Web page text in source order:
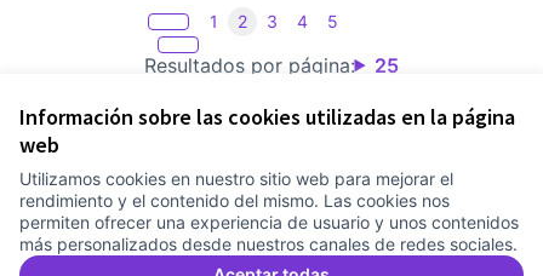
Información sobre las cookies utilizadas en la página
web
Utilizamos cookies en nuestro sitio web para mejorar el
rendimiento y el contenido del mismo. Las cookies nos
permiten ofrecer una experiencia de usuario y unos contenidos
más personalizados desde nuestros canales de redes sociales.
Resultados por página: 25
1 2 3 4 5
Términos y condiciones de uso
Configuración de cookies
Comunitat Canòdrom en Facebook
(Link extern)
Comunitat Canòdrom en Instagram
(Link extern)
Comunitat Canòdrom en YouTube
(Link extern)
Castellano
Triar la llenguaElegir el idiomaChoose language